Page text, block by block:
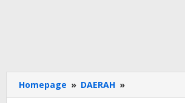
Homepage » DAERAH »
Lindungi